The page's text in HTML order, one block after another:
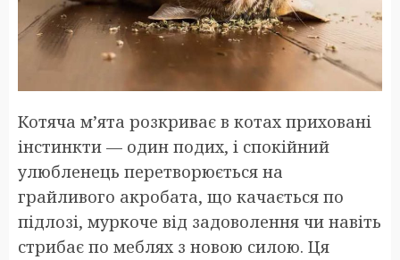
Котяча м’ята розкриває в котах приховані
інстинкти — один подих, і спокійний
улюбленець перетворюється на
грайливого акробата, що качається по
підлозі, муркоче від задоволення чи навіть
стрибає по меблях з новою силою. Ця